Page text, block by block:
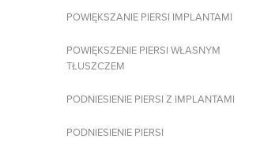
POWIĘKSZANIE PIERSI IMPLANTAMI
POWIĘKSZENIE PIERSI WŁASNYM
TŁUSZCZEM
PODNIESIENIE PIERSI Z IMPLANTAMI
PODNIESIENIE PIERSI